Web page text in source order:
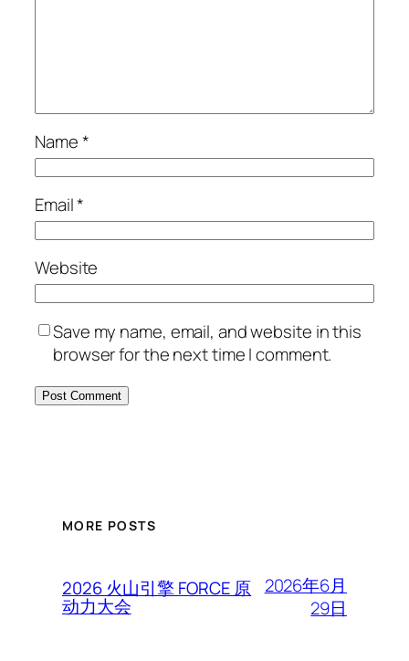
Name*
Email*
Website
Save my name, email, and website in this
browser for the next time I comment.
MORE POSTS
2026 火山引擎 FORCE 原
动力大会
2026年6月
29日